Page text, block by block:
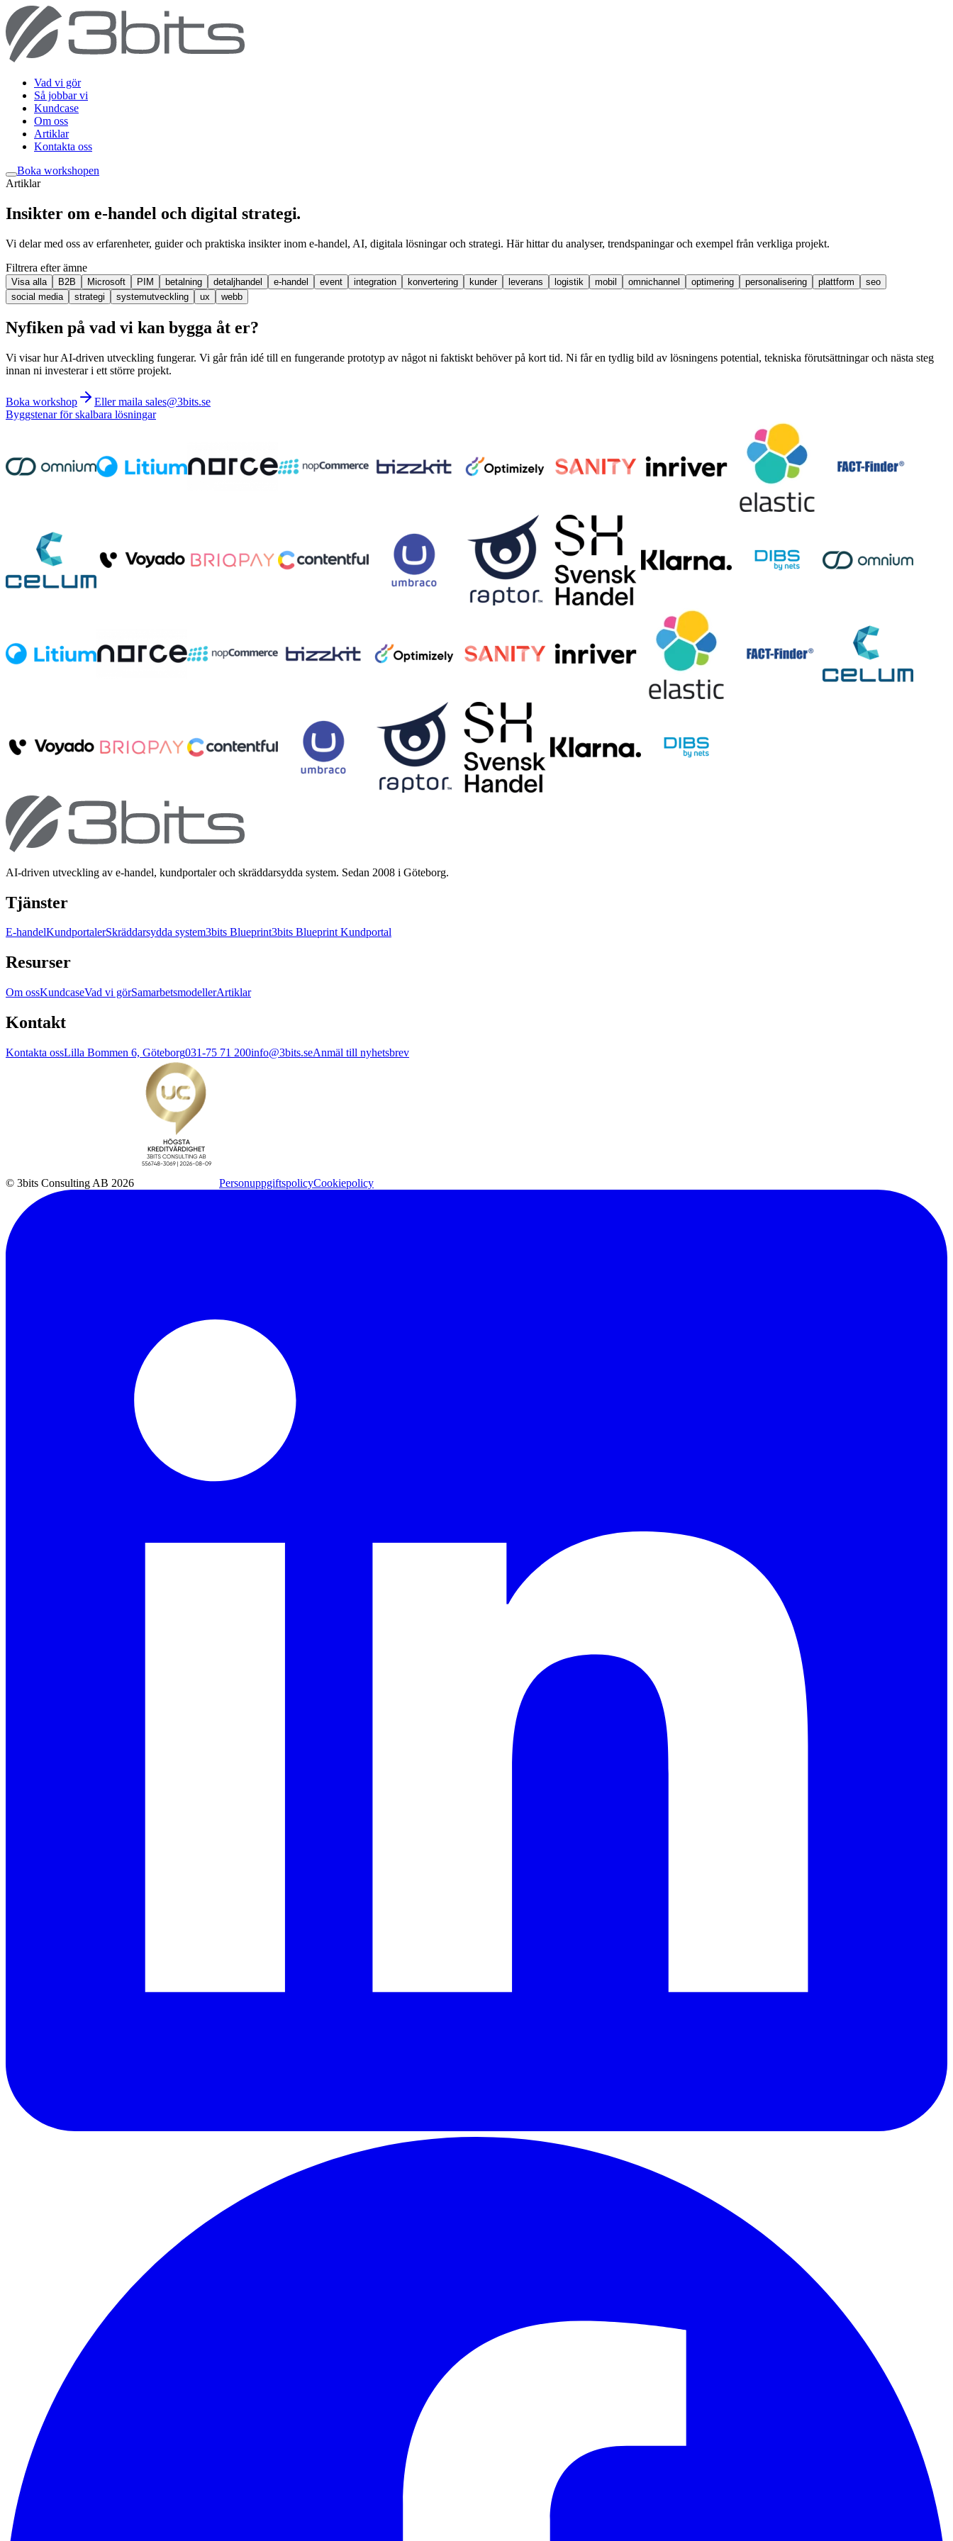
Vad vi gör
Så jobbar vi
Kundcase
Om oss
Artiklar
Kontakta oss
Boka workshopen
Artiklar
Insikter om e-handel och digital strategi.
Vi delar med oss av erfarenheter, guider och praktiska insikter inom e-handel, AI, digitala lösningar och strategi. Här hittar du analyser, trendspaningar och exempel från verkliga projekt.
Filtrera efter ämne
Visa alla B2B Microsoft PIM betalning detaljhandel e-handel event integration konvertering kunder leverans logistik mobil omnichannel optimering personalisering plattform
seo
social media
strategi systemutveckling ux webb
Nyfiken på vad vi kan bygga åt er?
Vi visar hur AI-driven utveckling fungerar. Vi går från idé till en fungerande prototyp av något ni faktiskt behöver på kort tid. Ni får en tydlig bild av lösningens potential, tekniska förutsättningar och nästa steg
innan ni investerar i ett större projekt.
Boka workshop
Eller maila sales@3bits.se
Byggstenar för skalbara lösningar
AI-driven utveckling av e-handel, kundportaler och skräddarsydda system. Sedan 2008 i Göteborg.
Tjänster
E-handelKundportalerSkräddarsydda system3bits Blueprint3bits Blueprint Kundportal
Resurser
Om ossKundcaseVad vi görSamarbetsmodellerArtiklar
Kontakt
Kontakta ossLilla Bommen 6, Göteborg031-75 71 200info@3bits.seAnmäl till nyhetsbrev
© 3bits Consulting AB 2026 PersonuppgiftspolicyCookiepolicy